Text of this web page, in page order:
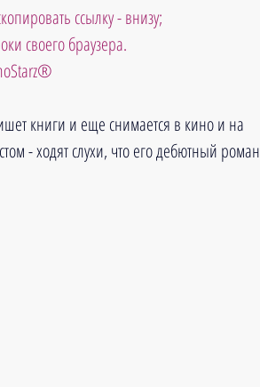
ссылку - внизу;
своего браузера.
книги и еще снимается в кино и на
- ходят слухи, что его дебютный роман